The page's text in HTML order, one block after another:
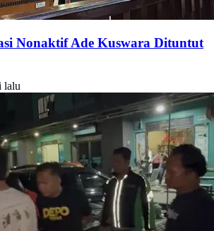
Nonaktif Ade Kuswara Dituntut
lalu